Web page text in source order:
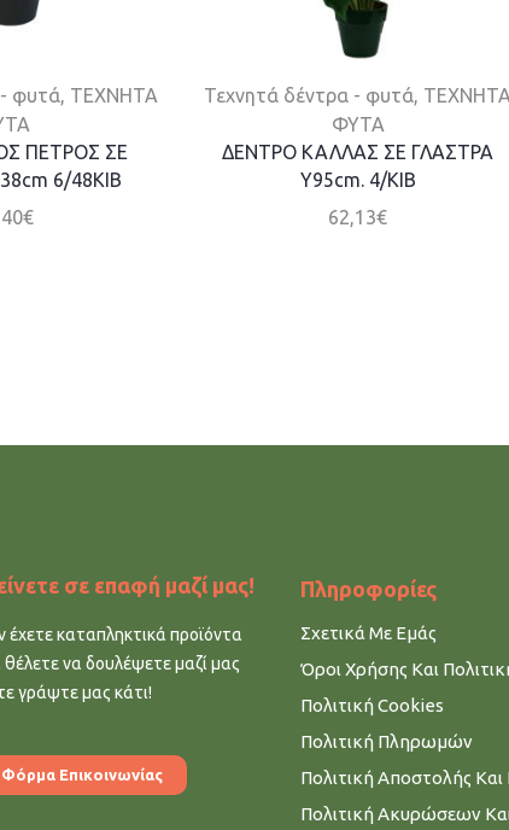
φυτά, ΤΕΧΝΗΤΑ
ΠΕΤΡΟΣ ΣΕ
6/48KIB
€
Τεχνητά δέντρα - φυτά, ΤΕΧΝΗΤΑ
ΦΥΤΑ
ΔΕΝΤΡΟ ΚΑΛΛΑΣ ΣΕ ΓΛΑΣΤΡΑ
Y95cm. 4/KIB
62,13€
σε επαφή μαζί μας!
έχετε καταπληκτικά προϊόντα
θέλετε να δουλέψετε μαζί μας
γράψτε μας κάτι!
Φόρμα Επικοινωνίας
Πληροφορίες
Σχετικά Με Εμάς
Όροι Χρήσης Και
Πολιτική Cookies
Πολιτική Πληρωμών
Πολιτική Αποστολής
Πολιτική Ακυρώσεων